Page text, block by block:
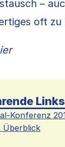
–
oft zu
Links
Konferenz
Überblick